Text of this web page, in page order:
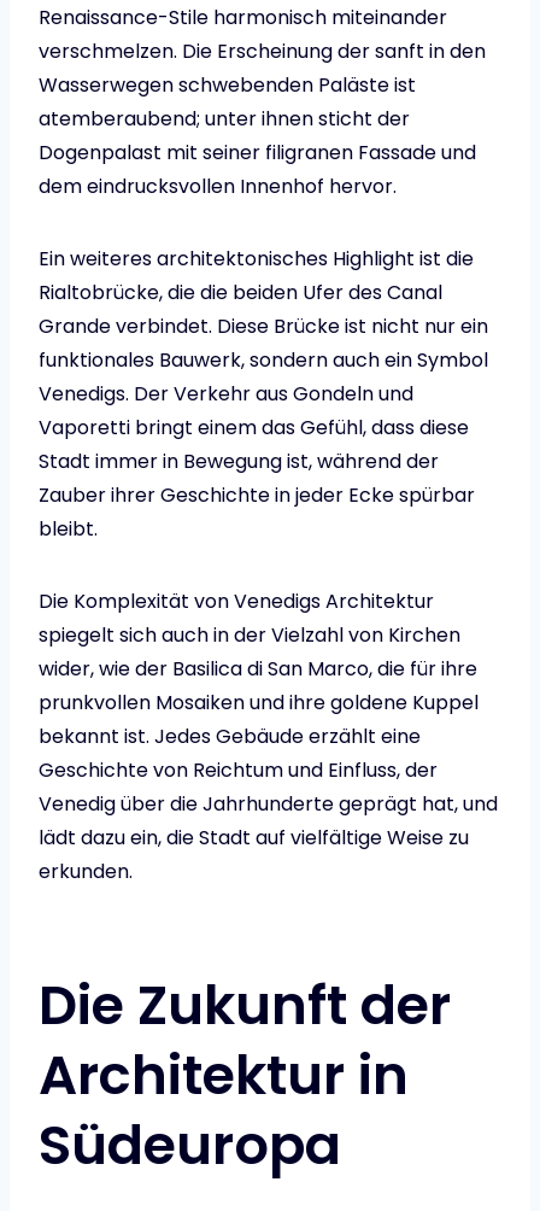
Renaissance-Stile harmonisch miteinander
verschmelzen. Die Erscheinung der sanft in den
Wasserwegen schwebenden Paläste ist
atemberaubend; unter ihnen sticht der
Dogenpalast mit seiner filigranen Fassade und
dem eindrucksvollen Innenhof hervor.
Ein weiteres architektonisches Highlight ist die
Rialtobrücke, die die beiden Ufer des Canal
Grande verbindet. Diese Brücke ist nicht nur ein
funktionales Bauwerk, sondern auch ein Symbol
Venedigs. Der Verkehr aus Gondeln und
Vaporetti bringt einem das Gefühl, dass diese
Stadt immer in Bewegung ist, während der
Zauber ihrer Geschichte in jeder Ecke spürbar
bleibt.
Die Komplexität von Venedigs Architektur
spiegelt sich auch in der Vielzahl von Kirchen
wider, wie der Basilica di San Marco, die für ihre
prunkvollen Mosaiken und ihre goldene Kuppel
bekannt ist. Jedes Gebäude erzählt eine
Geschichte von Reichtum und Einfluss, der
Venedig über die Jahrhunderte geprägt hat, und
lädt dazu ein, die Stadt auf vielfältige Weise zu
erkunden.
Die Zukunft der
Architektur in
Südeuropa